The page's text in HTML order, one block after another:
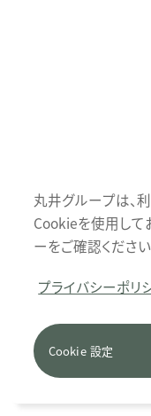
丸井グループは、
Cookieを使用して
ーをご確認ください
プライバシーポリ
Cookie 設定